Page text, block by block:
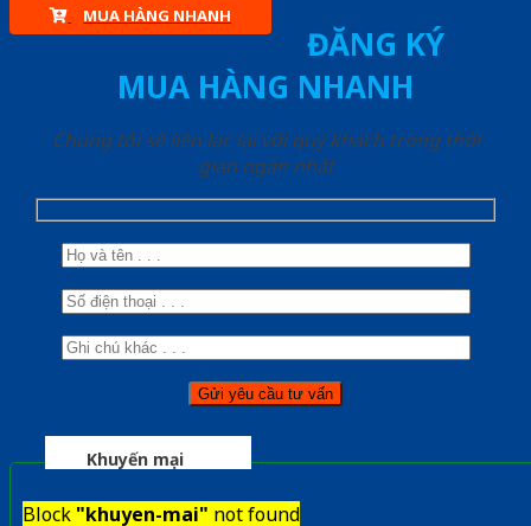
MUA HÀNG NHANH
ĐĂNG KÝ
MUA HÀNG NHANH
Chúng tôi sẽ liên lạc lại với quý khách trong thời
gian ngắn nhất
Khuyến mại
Block "khuyen-mai" not found